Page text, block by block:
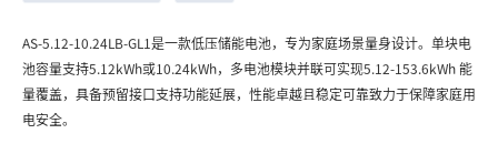
AS-5.12-10.24LB-GL1是一款低压储能电池，专为家庭场景量身设计。单块电
池容量支持5.12kWh或10.24kWh，多电池模块并联可实现5.12-153.6kWh 能
量覆盖，具备预留接口支持功能延展，性能卓越且稳定可靠致力于保障家庭用
电安全。